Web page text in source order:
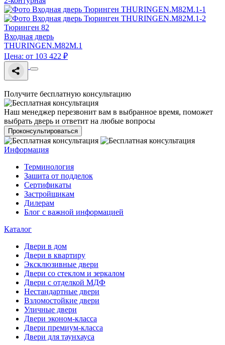
Тюринген 82
Входная дверь
THURINGEN.M82M.1
Цена: от 103 422 ₽
Получите бесплатную консультацию
Наш менеджер перезвонит вам в выбранное время, поможет
выбрать дверь и ответит на любые вопросы
Проконсультироваться
Информация
Терминология
Зашита от подделок
Сертификаты
Застройщикам
Дилерам
Блог с важной информацией
Каталог
Двери в дом
Двери в квартиру
Эксклюзивные двери
Двери со стеклом и зеркалом
Двери с отделкой МДФ
Нестандартные двери
Взломостойкие двери
Уличные двери
Двери эконом-класса
Двери премиум-класса
Двери для таунхауса